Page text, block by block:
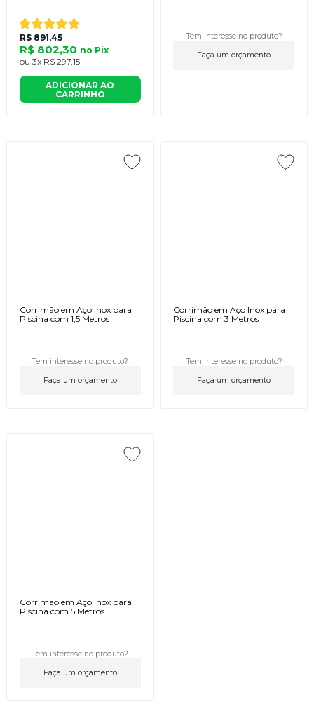
R$ 891,45
R$ 802,30 no Pix
ou 3x R$ 297,15
ADICIONAR AO
CARRINHO
Tem interesse no produto?
Faça um orçamento
Corrimão em Aço Inox para
Piscina com 1,5 Metros
Tem interesse no produto?
Faça um orçamento
Corrimão em Aço Inox para
Piscina com 3 Metros
Tem interesse no produto?
Faça um orçamento
Corrimão em Aço Inox para
Piscina com 5 Metros
Tem interesse no produto?
Faça um orçamento